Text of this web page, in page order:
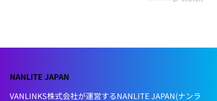
NANLITE JAPAN
VANLINKS株式会社が運営するNANLITE JAPAN(ナンラ